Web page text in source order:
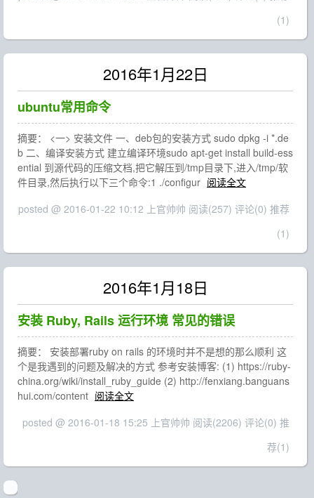
(1)
2016年1月22日
ubuntu常用命令
摘要： <一> 安装文件 一、deb包的安装方式 sudo dpkg -i *.de
b 二、编译安装方式 建立编译环境sudo apt-get install build-ess
ential 到源代码的压缩文档,把它解压到/tmp目录下,进入/tmp/软
件目录,然后执行以下三个命令:1 ./configur 阅读全文
posted @ 2016-01-22 10:12 上官帅帅 阅读(257) 评论(0) 推荐
(1)
2016年1月18日
安装 Ruby, Rails 运行环境 常见的错误
摘要： 安装部署ruby on rails 的环境时并不是想的那么顺利 这
个是我遇到的问题及解决的方式 参考安装博客: (1) https://ruby-
china.org/wiki/install_ruby_guide (2) http://fenxiang.banguans
hui.com/content 阅读全文
posted @ 2016-01-18 15:25 上官帅帅 阅读(2206) 评论(0) 推
荐(1)